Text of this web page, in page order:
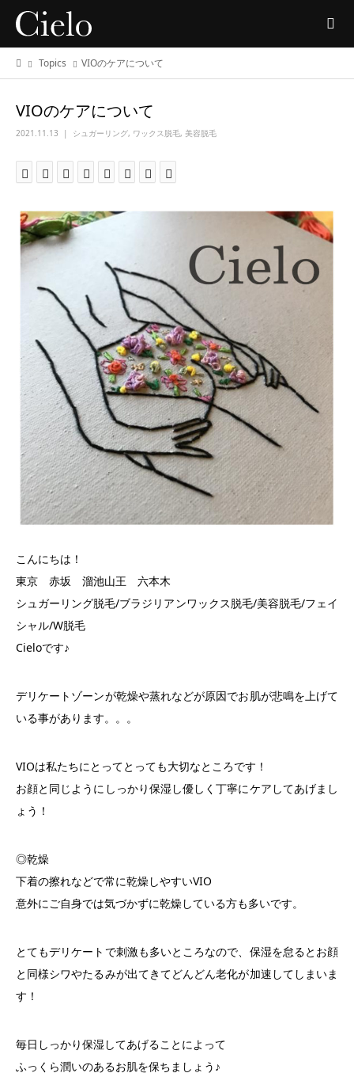
Topics VIOのケアについて
VIOのケアについて
2021.11.13 シュガーリング, ワックス脱毛, 美容脱毛
こんにちは！
東京 赤坂 溜池山王 六本木
シュガーリング脱毛/ブラジリアンワックス脱毛/美容脱毛/フェイ
シャル/W脱毛
Cieloです♪
デリケートゾーンが乾燥や蒸れなどが原因でお肌が悲鳴を上げて
いる事があります。。。
VIOは私たちにとってとっても大切なところです！
お顔と同じようにしっかり保湿し優しく丁寧にケアしてあげまし
ょう！
◎乾燥
下着の擦れなどで常に乾燥しやすいVIO
意外にご自身では気づかずに乾燥している方も多いです。
とてもデリケートで刺激も多いところなので、保湿を怠るとお顔
と同様シワやたるみが出てきてどんどん老化が加速してしまいま
す！
毎日しっかり保湿してあげることによって
ふっくら潤いのあるお肌を保ちましょう♪